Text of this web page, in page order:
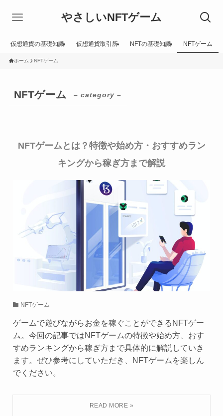
やさしいNFTゲーム
仮想通貨の基礎知識 仮想通貨取引所 NFTの基礎知識 NFTゲーム
ホーム NFTゲーム
NFTゲーム – category –
NFTゲームとは？特徴や始め方・おすすめラン
キングから稼ぎ方まで解説
NFTゲーム
ゲームで遊びながらお金を稼ぐことができるNFTゲー
ム。今回の記事ではNFTゲームの特徴や始め方、おす
すめランキングから稼ぎ方まで具体的に解説していき
ます。ぜひ参考にしていただき、NFTゲームを楽しん
でください。